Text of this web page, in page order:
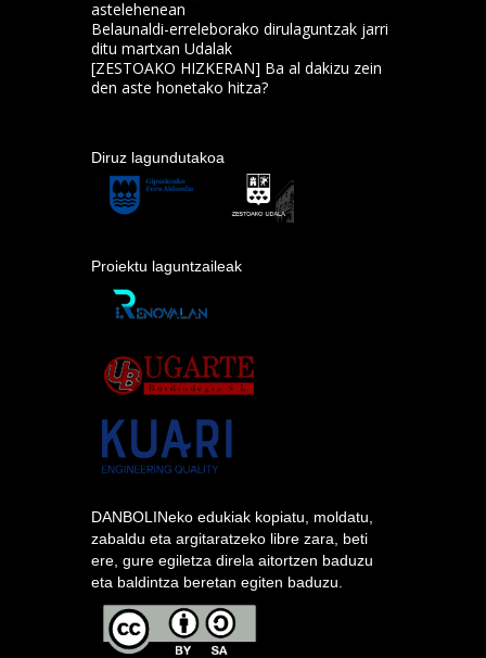
astelehenean
Belaunaldi-erreleborako dirulaguntzak jarri
ditu martxan Udalak
[ZESTOAKO HIZKERAN] Ba al dakizu zein
den aste honetako hitza?
Diruz lagundutakoa
Proiektu laguntzaileak
DANBOLINeko edukiak kopiatu, moldatu,
zabaldu eta argitaratzeko libre zara, beti
ere, gure egiletza direla aitortzen baduzu
eta baldintza beretan egiten baduzu.